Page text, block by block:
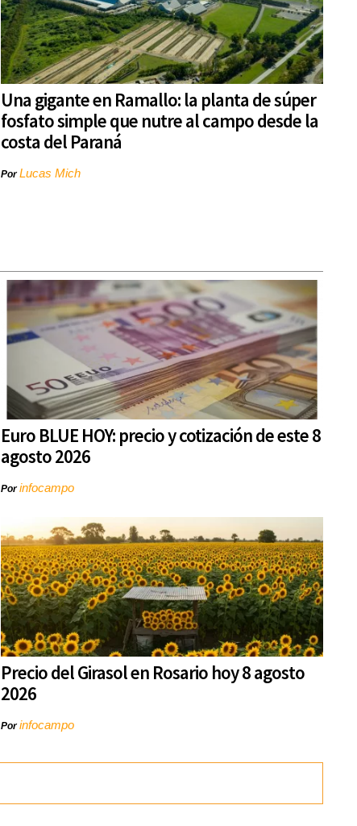
Una gigante en Ramallo: la planta de súper
fosfato simple que nutre al campo desde la
costa del Paraná
PorLucas Mich
Euro BLUE HOY: precio y cotización de este 8
agosto 2026
Porinfocampo
Precio del Girasol en Rosario hoy 8 agosto
2026
Porinfocampo